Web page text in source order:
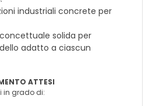
industriali concrete per
solida per
adatto a ciascun
ATTESI
in grado di: